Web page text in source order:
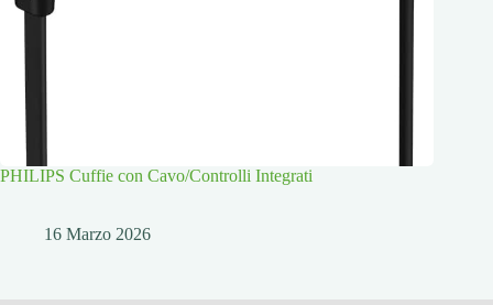
PHILIPS Cuffie con Cavo/Controlli Integrati
16 Marzo 2026